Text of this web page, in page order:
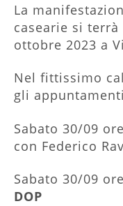
La
casearie si
ottobre 2023 a
Nel fittissimo
gli
Sabato 30/09
con Federico
Sabato 30/09
DOP